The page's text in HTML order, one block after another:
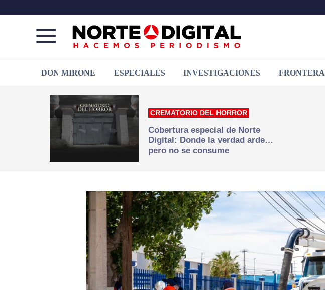
de
Juárez
que
hacemos periodismo
DON MIRONE ESPECIALES INVESTIGACIONES FRONTERA
CREMATORIO DEL HORROR
Cobertura especial de Norte
Digital: Donde la verdad arde…
pero no se consume